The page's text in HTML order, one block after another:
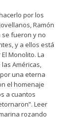
por los
Ramón
se fueron y no
y a ellos está
Monolito. La
Américas,
una eterna
el homenaje
a cuantos
Leer
rozando